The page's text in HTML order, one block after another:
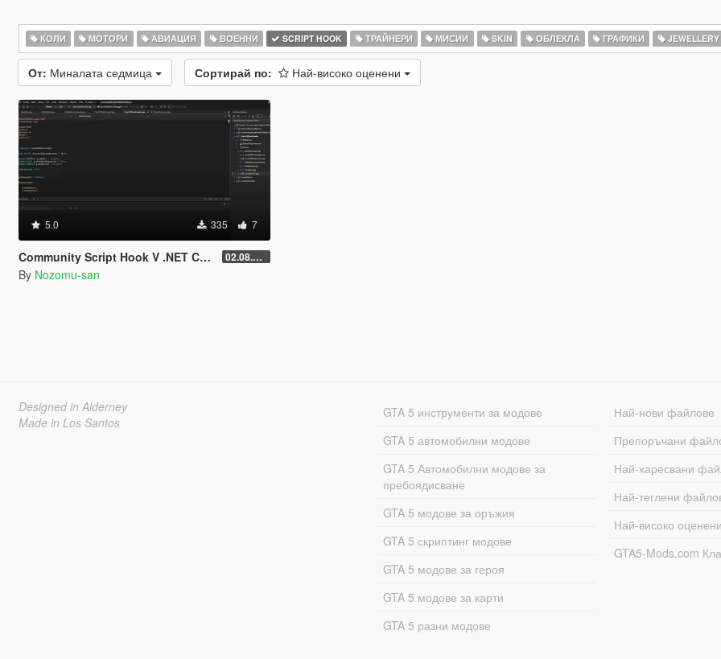
КОЛИ МОТОРИ АВИАЦИЯ ВОЕННИ SCRIPT HOOK ТРАЙНЕРИ МИСИИ SKIN ОБЛЕКЛА ГРАФИКИ JEWELLERY
От: Миналата седмица Сортирай по: Най-високо оценени
5.0 335 7
Community Script Hook V .NET Core for Legacy & Enhanced [ .NET Core ] 02.08.2026
By Nozomu-san
Designed in Alderney
Made in Los Santos
GTA 5 инструменти за модове
GTA 5 автомобилни модове
GTA 5 Автомобилни модове за
пребоядисване
GTA 5 модове за оръжия
GTA 5 скриптинг модове
GTA 5 модове за героя
GTA 5 модове за карти
GTA 5 разни модове
Най-нови файлове
Препоръчани
Най-харесвани
Най-теглени
Най-високо
GTA5-Mods.com